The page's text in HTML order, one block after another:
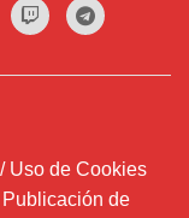
Uso de Cookies
de